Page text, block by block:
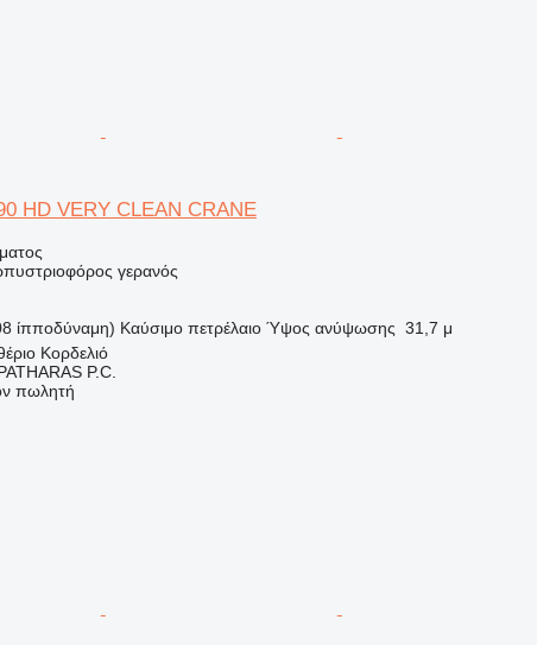
HD VERY CLEAN CRANE
γερανός
ίπποδύναμη) Καύσιμο πετρέλαιο Ύψος ανύψωσης 31,7 μ
Κορδελιό
P.C.
πωλητή